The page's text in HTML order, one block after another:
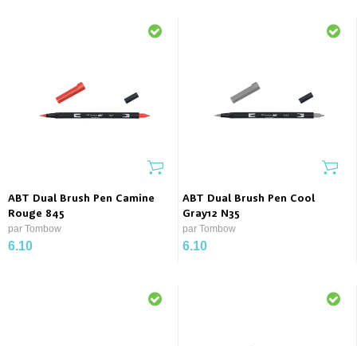
ABT Dual Brush Pen Camine
Rouge 845
par Tombow
6.10
ABT Dual Brush Pen Cool
Gray12 N35
par Tombow
6.10